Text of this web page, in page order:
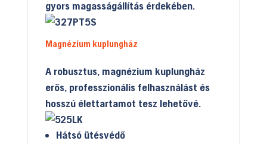
gyors magasságállítás érdekében.
Magnézium kuplungház
A robusztus, magnézium kuplungház
erős, professzionális felhasználást és
hosszú élettartamot tesz lehetővé.
Hátsó ütésvédő